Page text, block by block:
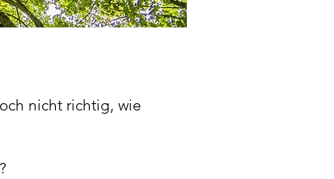
nicht richtig, wie